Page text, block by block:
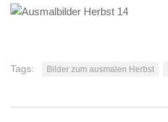
Tags: Bilder zum ausmalen Herbst